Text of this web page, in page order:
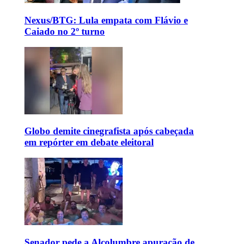
Nexus/BTG: Lula empata com Flávio e
Caiado no 2º turno
Globo demite cinegrafista após cabeçada
em repórter em debate eleitoral